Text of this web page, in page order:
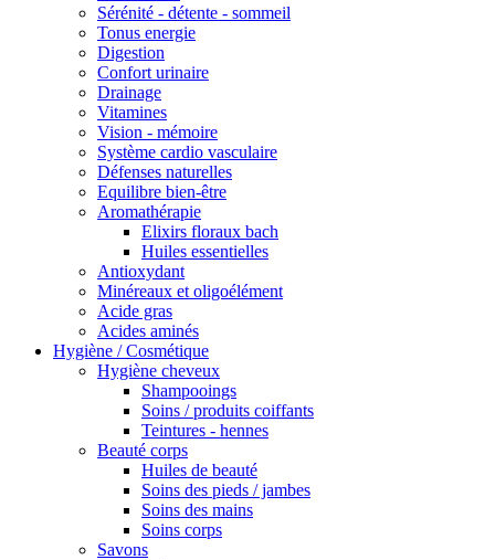
Sérénité - détente - sommeil
Tonus energie
Digestion
Confort urinaire
Drainage
Vitamines
Vision - mémoire
Système cardio vasculaire
Défenses naturelles
Equilibre bien-être
Aromathérapie
Elixirs floraux bach
Huiles essentielles
Antioxydant
Minéreaux et oligoélément
Acide gras
Acides aminés
Hygiène / Cosmétique
Hygiène cheveux
Shampooings
Soins / produits coiffants
Teintures - hennes
Beauté corps
Huiles de beauté
Soins des pieds / jambes
Soins des mains
Soins corps
Savons